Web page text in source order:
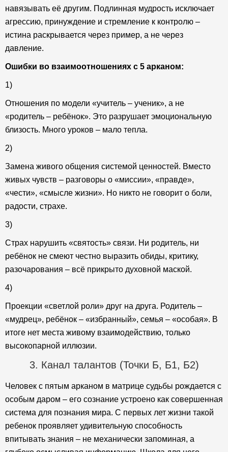
навязывать её другим. Подлинная мудрость исключает
агрессию, принуждение и стремление к контролю –
истина раскрывается через пример, а не через
давление.
Ошибки во взаимоотношениях с 5 арканом:
1)
Отношения по модели «учитель – ученик», а не
«родитель – ребёнок». Это разрушает эмоциональную
близость. Много уроков – мало тепла.
2)
Замена живого общения системой ценностей. Вместо
живых чувств – разговоры о «миссии», «правде»,
«чести», «смысле жизни». Но никто не говорит о боли,
радости, страхе.
3)
Страх нарушить «святость» связи. Ни родитель, ни
ребёнок не смеют честно выразить обиды, критику,
разочарования – всё прикрыто духовной маской.
4)
Проекции «светлой роли» друг на друга. Родитель –
«мудрец», ребёнок – «избранный», семья – «особая». В
итоге нет места живому взаимодействию, только
высокопарной иллюзии.
3. Канал талантов (Точки Б, Б1, Б2)
Человек с пятым арканом в матрице судьбы рождается с
особым даром – его сознание устроено как совершенная
система для познания мира. С первых лет жизни такой
ребенок проявляет удивительную способность
впитывать знания – не механически запоминая, а